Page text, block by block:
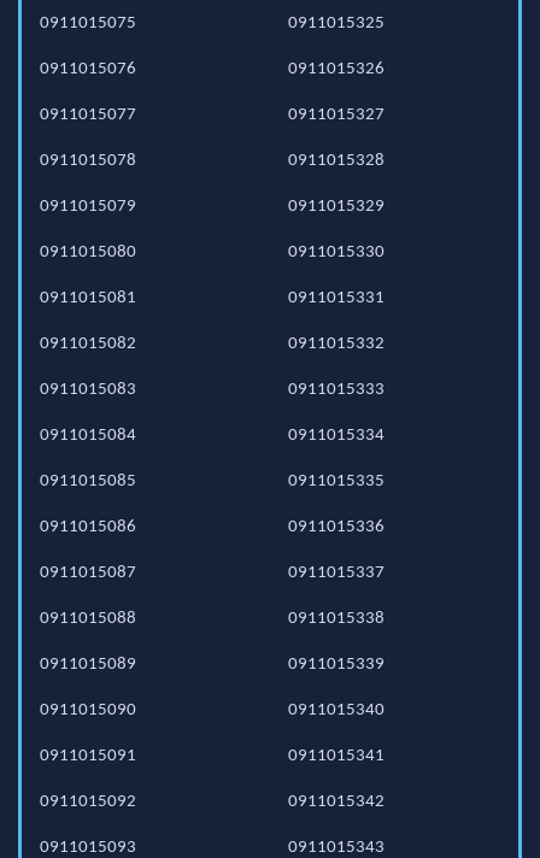
0911015075
0911015076
0911015077
0911015078
0911015079
0911015080
0911015081
0911015082
0911015083
0911015084
0911015085
0911015086
0911015087
0911015088
0911015089
0911015090
0911015091
0911015092
0911015093
0911015325
0911015326
0911015327
0911015328
0911015329
0911015330
0911015331
0911015332
0911015333
0911015334
0911015335
0911015336
0911015337
0911015338
0911015339
0911015340
0911015341
0911015342
0911015343